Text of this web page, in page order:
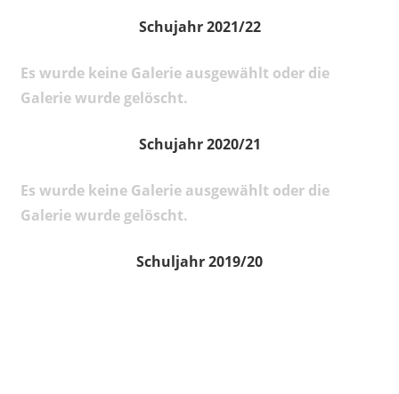
Schujahr 2021/22
Es wurde keine Galerie ausgewählt oder die
Galerie wurde gelöscht.
Schujahr 2020/21
Es wurde keine Galerie ausgewählt oder die
Galerie wurde gelöscht.
Schuljahr 2019/20